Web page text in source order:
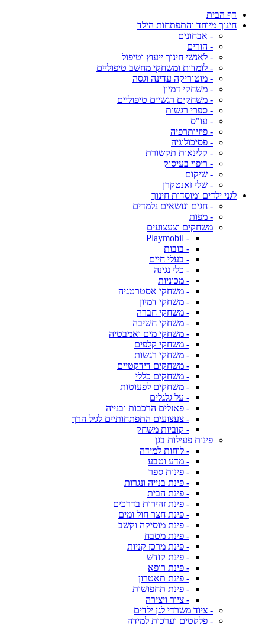
דף הבית
חינוך מיוחד והתפתחות הילד
- אבחונים
- הורים
- לאנשי חינוך ייעוץ וטיפול
- לומדות ומשחקי מחשב טיפוליים
- מוטוריקה עדינה וגסה
- משחקי דמיון
- משחקים רגשיים טיפוליים
- ספרי רגשות
- עו"ס
- פיזיותרפיה
- פסיכולוגיה
- קלינאות תקשורת
- ריפוי בעיסוק
- שיקום
- שלי זאנטקרן
לגני ילדים ומוסדות חינוך
- חגים ונושאים נלמדים
- מפות
משחקים וצעצועים
- Playmobil
- בובות
- בעלי חיים
- כלי נגינה
- מכוניות
- משחקי אסטרטגיה
- משחקי דמיון
- משחקי חברה
- משחקי חשיבה
- משחקי מים ואמבטיה
- משחקי קלפים
- משחקי רגשות
- משחקים דידקטיים
- משחקים כללי
- משחקים לפעוטות
- על גלגלים
- פאזלים הרכבות ובנייה
- צעצועים התפתחותיים לגיל הרך
- קוביות משחק
פינות פעילות בגן
- לוחות למידה
- מדע וטבע
- פינות ספר
- פינת בנייה ונגרות
- פינת הבית
- פינת זהירות בדרכים
- פינת חצר חול ומים
- פינת מוסיקה וקשב
- פינת מטבח
- פינת מרכז קניות
- פינת קודש
- פינת רופא
- פינת תאטרון
- פינת תחפושות
- ציור ויצירה
- ציוד משרדי לגן ילדים
- פלקטים וערכות למידה